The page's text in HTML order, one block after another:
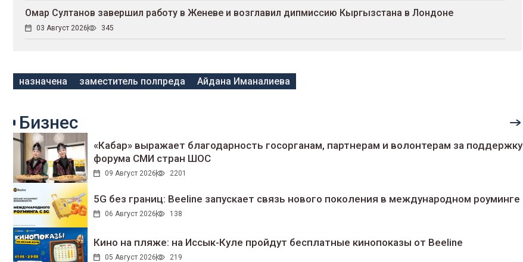
Омар Султанов завершил работу в Женеве и возглавил дипмиссию Кыргызстана в Лондоне
03 Август 2026 345
назначена заместитель полпреда Айдана Иманалиева
Бизнес
«Кабар» выражает благодарность госорганам, партнерам и волонтерам за поддержку
форума СМИ стран ШОС
09 Август 2026 2201
5G без границ: Beeline запускает связь нового поколения в международном роуминге
06 Август 2026 138
Кино на пляже: на Иссык-Куле пройдут беcплатные кинопоказы от Beeline
05 Август 2026 219